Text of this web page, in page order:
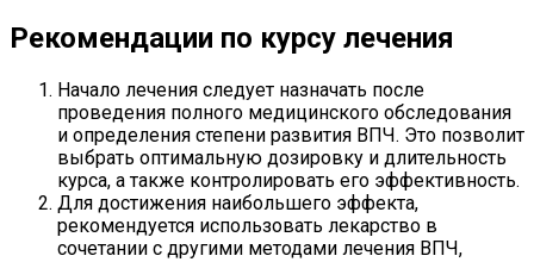
Рекомендации по курсу лечения
Начало лечения следует назначать после
проведения полного медицинского обследования
и определения степени развития ВПЧ. Это позволит
выбрать оптимальную дозировку и длительность
курса, а также контролировать его эффективность.
Для достижения наибольшего эффекта,
рекомендуется использовать лекарство в
сочетании с другими методами лечения ВПЧ,